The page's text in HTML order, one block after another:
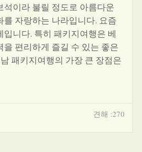
석이라 불릴 정도로 아름다운
를 자랑하는 나라입니다. 요즘
입니다. 특히 패키지여행은 베
을 편리하게 즐길 수 있는 좋은
패키지여행의 가장 큰 장점은
견해 :270